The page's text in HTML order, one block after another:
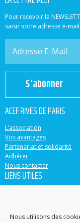
Nous utilisons des
Pour recevoir la
saisir votre adresse e-mail:
S'abonner
ACEF RIVES DE PARIS
L’association
Vos avantages
Partenariat et solidarité
Adhérer
Nous contacter
LIENS UTILES